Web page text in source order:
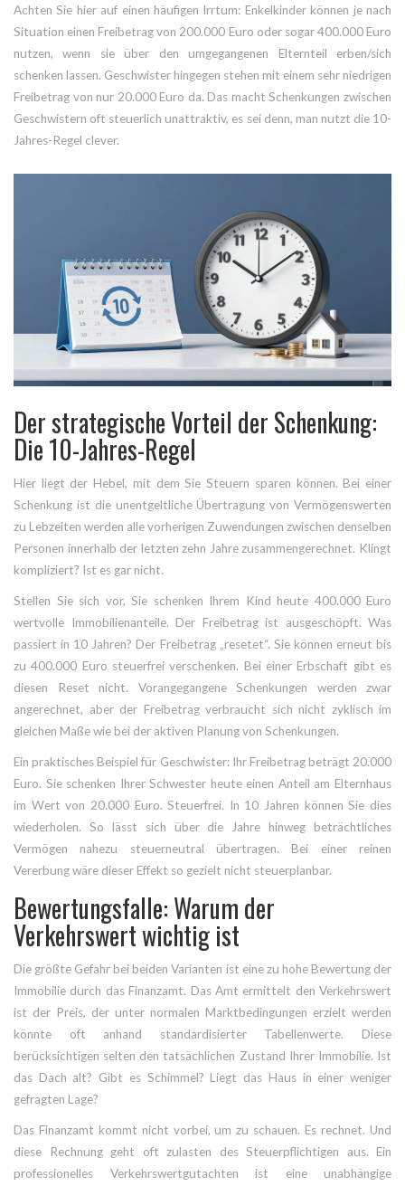
Achten Sie hier auf einen häufigen Irrtum: Enkelkinder können je nach
Situation einen Freibetrag von 200.000 Euro oder sogar 400.000 Euro
nutzen, wenn sie über den umgegangenen Elternteil erben/sich
schenken lassen. Geschwister hingegen stehen mit einem sehr niedrigen
Freibetrag von nur 20.000 Euro da. Das macht Schenkungen zwischen
Geschwistern oft steuerlich unattraktiv, es sei denn, man nutzt die 10-
Jahres-Regel clever.
Der strategische Vorteil der Schenkung:
Die 10-Jahres-Regel
Hier liegt der Hebel, mit dem Sie Steuern sparen können. Bei einer
Schenkung ist die unentgeltliche Übertragung von Vermögenswerten
zu Lebzeiten werden alle vorherigen Zuwendungen zwischen denselben
Personen innerhalb der letzten zehn Jahre zusammengerechnet. Klingt
kompliziert? Ist es gar nicht.
Stellen Sie sich vor, Sie schenken Ihrem Kind heute 400.000 Euro
wertvolle Immobilienanteile. Der Freibetrag ist ausgeschöpft. Was
passiert in 10 Jahren? Der Freibetrag „resetet“. Sie können erneut bis
zu 400.000 Euro steuerfrei verschenken. Bei einer Erbschaft gibt es
diesen Reset nicht. Vorangegangene Schenkungen werden zwar
angerechnet, aber der Freibetrag verbraucht sich nicht zyklisch im
gleichen Maße wie bei der aktiven Planung von Schenkungen.
Ein praktisches Beispiel für Geschwister: Ihr Freibetrag beträgt 20.000
Euro. Sie schenken Ihrer Schwester heute einen Anteil am Elternhaus
im Wert von 20.000 Euro. Steuerfrei. In 10 Jahren können Sie dies
wiederholen. So lässt sich über die Jahre hinweg beträchtliches
Vermögen nahezu steuerneutral übertragen. Bei einer reinen
Vererbung wäre dieser Effekt so gezielt nicht steuerplanbar.
Bewertungsfalle: Warum der
Verkehrswert wichtig ist
Die größte Gefahr bei beiden Varianten ist eine zu hohe Bewertung der
Immobilie durch das Finanzamt. Das Amt ermittelt den Verkehrswert
ist der Preis, der unter normalen Marktbedingungen erzielt werden
könnte oft anhand standardisierter Tabellenwerte. Diese
berücksichtigen selten den tatsächlichen Zustand Ihrer Immobilie. Ist
das Dach alt? Gibt es Schimmel? Liegt das Haus in einer weniger
gefragten Lage?
Das Finanzamt kommt nicht vorbei, um zu schauen. Es rechnet. Und
diese Rechnung geht oft zulasten des Steuerpflichtigen aus. Ein
professionelles Verkehrswertgutachten ist eine unabhängige